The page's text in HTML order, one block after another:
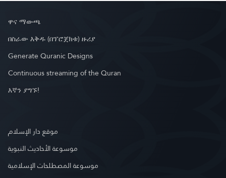
ዋና ማውጫ
በስራው እቅዱ (በፕሮጀክቱ) ዙሪያ
Generate Quranic Designs
Continuous streaming of the Quran
እኛን ያግኙ!
موقع دار الإسلام
موسوعة الأحاديث النبوية
موسوعة المصطلحات الإسلامية